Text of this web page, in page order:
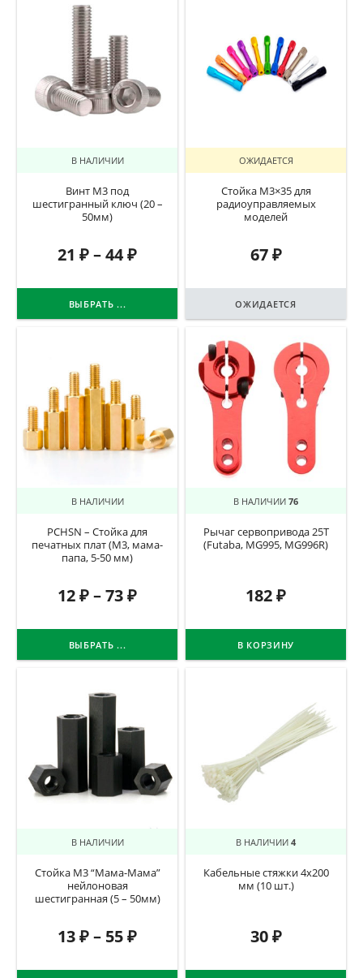
В НАЛИЧИИ
Винт М3 под
шестигранный ключ (20 –
50мм)
21 ₽–44₽
ВЫБРАТЬ ...
ОЖИДАЕТСЯ
Стойка М3×35 для
радиоуправляемых
моделей
67₽
ОЖИДАЕТСЯ
В НАЛИЧИИ
PCHSN – Стойка для
печатных плат (M3, мама-
папа, 5-50 мм)
12₽–73₽
ВЫБРАТЬ ...
В НАЛИЧИИ 76
Рычаг сервопривода 25T
(Futaba, MG995, MG996R)
182₽
В КОРЗИНУ
В НАЛИЧИИ
Стойка М3 “Мама-Мама”
нейлоновая
шестигранная (5 – 50мм)
13₽– 55₽
В НАЛИЧИИ 4
Кабельные стяжки 4х200
мм (10 шт.)
30₽